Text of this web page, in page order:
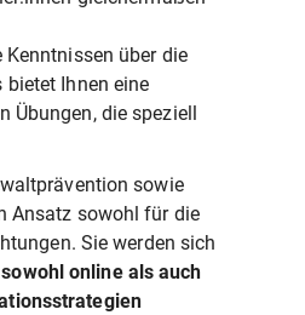
Kenntnissen über die
Ihnen eine
Übungen, die speziell
sowie
Ansatz sowohl für die
Sie werden sich
online als auch